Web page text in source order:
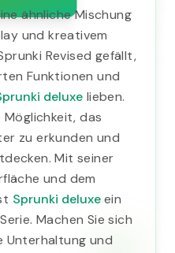
ähnliche Mischung
und kreativem
Revised gefällt,
Funktionen und
deluxe lieben.
das
zu erkunden und
Mit seiner
und dem
Sprunki deluxeein
Machen Sie sich
Unterhaltung und